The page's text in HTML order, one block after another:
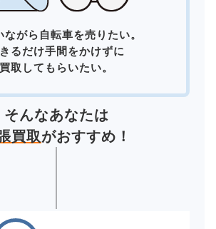
ながら自転車を売りたい。
るだけ手間をかけずに
買取してもらいたい。
そんなあなたは
買取がおすすめ！